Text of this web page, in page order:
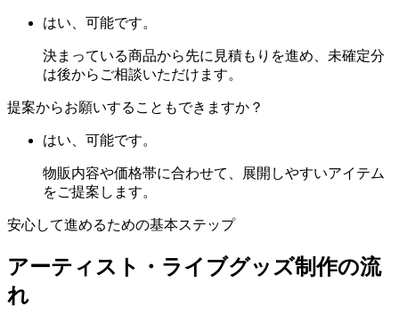
はい、可能です。
決まっている商品から先に見積もりを進め、未確定分
は後からご相談いただけます。
提案からお願いすることもできますか？
はい、可能です。
物販内容や価格帯に合わせて、展開しやすいアイテム
をご提案します。
安心して進めるための基本ステップ
アーティスト・ライブグッズ制作の流
れ